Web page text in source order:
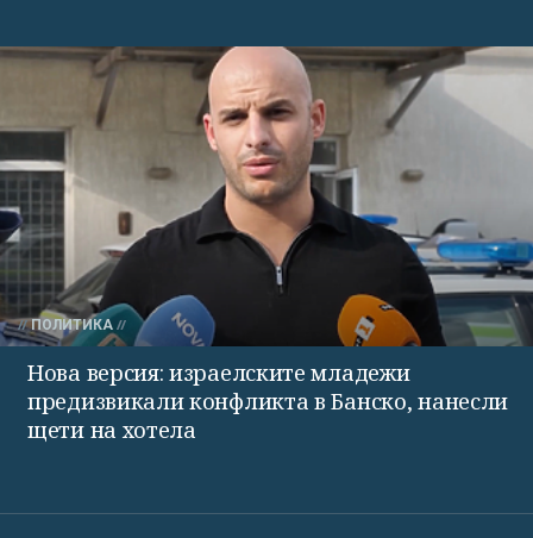
ПОЛИТИКА
Нова версия: израелските младежи
предизвикали конфликта в Банско, нанесли
щети на хотела